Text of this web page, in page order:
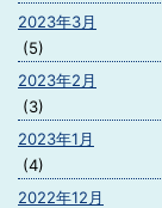
2023年3月
(5)
2023年2月
(3)
2023年1月
(4)
2022年12月